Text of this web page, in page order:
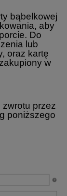
bąbelkowej
aby
Do
lub
oraz kartę
w
zwrotu przez
poniższego